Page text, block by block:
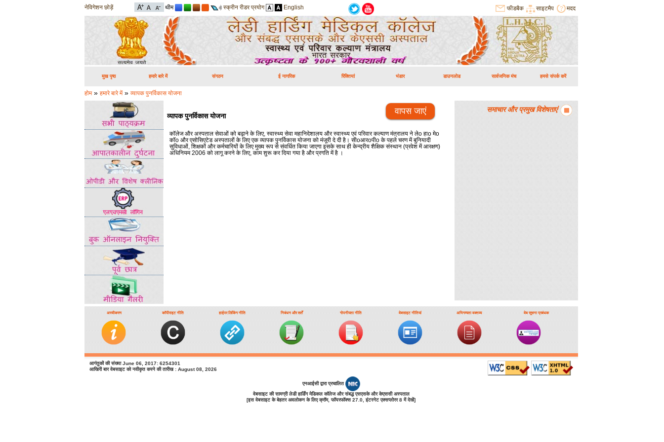
नेविगेशन छोड़ें थीम स्क्रीन रीडर प्रयोग English फीडबैक साइटमैप मदद
मुख पृष्ठ हमारे बारे में संगठन ई नागरिक रिक्तियां भंडार डाउनलोड सार्वजनिक मंच हमसे संपर्क करें
होम» हमारे बारे में» व्यापक पुनर्विकास योजना
समाचार और प्रमुख विशेषताएं
व्यापक पुनर्विकास योजना
वापस जाएं
कॉलेज और अस्पताल सेवाओं को बढ़ाने के लिए, स्वास्थ्य सेवा महानिदेशालय और स्वास्थ्य एवं परिवार कल्याण मंत्रालय ने लेo हाo मेo
कॉo और एसोसिएटेड अस्पतालों के लिए एक व्यापक पुनर्विकास योजना को मंजूरी दे दी है। सीoआरoपीo के पहले चरण में बुनियादी
सुविधाओं, शिक्षकों और कर्मचारियों के लिए मुख्य रूप से संवर्धित किया जाएगा इसके साथ ही केन्द्रीय शैक्षिक संस्थान (प्रवेश में आरक्षण)
अधिनियम 2006 को लागू करने के लिए, काम शुरू कर दिया गया है और प्रगति में है ।
अस्वीकरण कॉपीराइट नीति हाईपर लिंकिंग नीति निबंधन और शर्तें गोपनीयता नीति वेबसाइट नीतियां अभिगम्यता वक्तव्य वेब सूचना प्रबंधक
आगंतुकों की संख्या June 06, 2017: 6254301
आखिरी बार वेबसाइट को नवीकृत करने की तारीख : August 08, 2026
एनआईसी द्वारा प्रचालित
वेबसाइट की सामग्री लेडी हार्डिंग मेडिकल कॉलेज और संबद्ध एसएसके और केएससी अस्पताल
[इस वेबसाइट के बेहतर अवलोकन के लिए क्रॉम, फॉयरफॉक्‍स 27.0, इंटरनेट एक्‍सप्‍लोरर 8 में देखें]